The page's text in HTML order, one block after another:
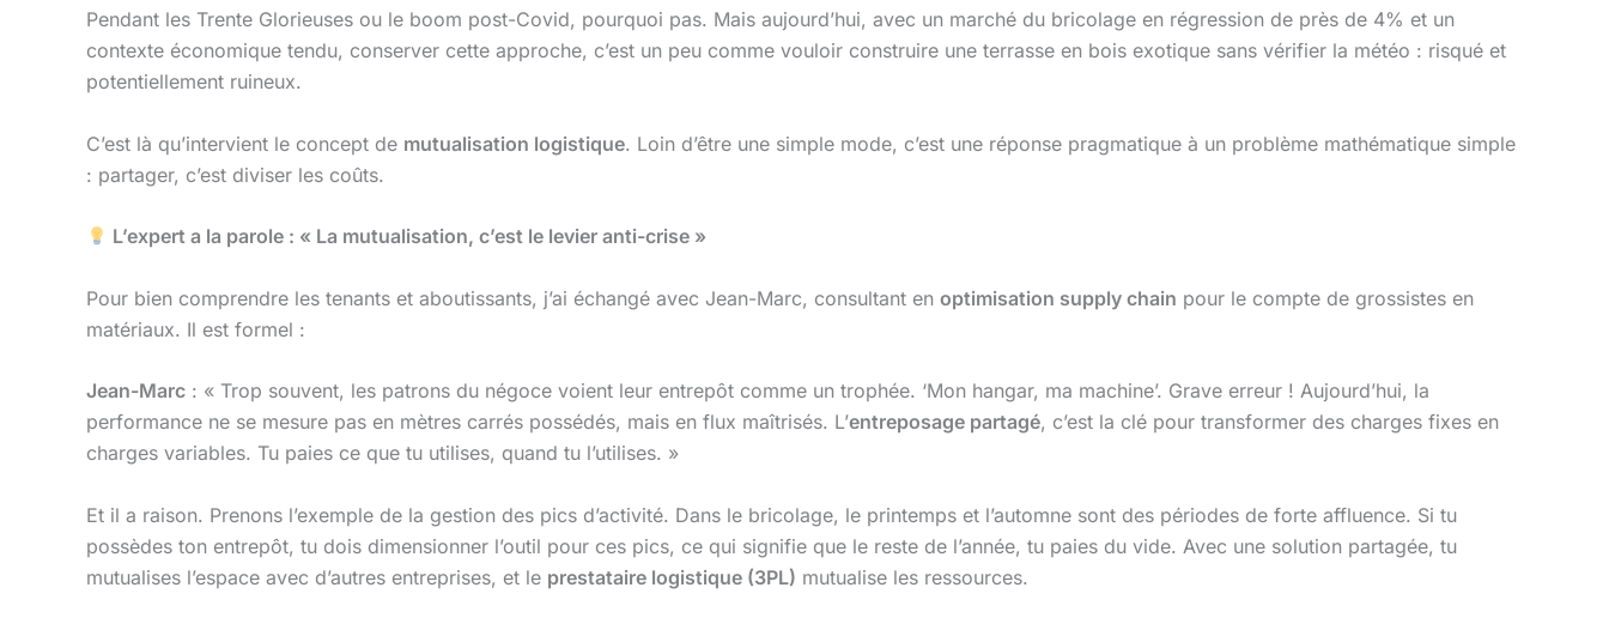
Pendant les Trente Glorieuses ou le boom post-Covid, pourquoi pas. Mais aujourd’hui, avec un marché du bricolage en régression de près de 4% et un
contexte économique tendu, conserver cette approche, c’est un peu comme vouloir construire une terrasse en bois exotique sans vérifier la météo : risqué et
potentiellement ruineux.
C’est là qu’intervient le concept de mutualisation logistique. Loin d’être une simple mode, c’est une réponse pragmatique à un problème mathématique simple
: partager, c’est diviser les coûts.
L’expert a la parole : « La mutualisation, c’est le levier anti-crise »
Pour bien comprendre les tenants et aboutissants, j’ai échangé avec Jean-Marc, consultant en optimisation supply chain pour le compte de grossistes en
matériaux. Il est formel :
Jean-Marc : « Trop souvent, les patrons du négoce voient leur entrepôt comme un trophée. ‘Mon hangar, ma machine’. Grave erreur ! Aujourd’hui, la
performance ne se mesure pas en mètres carrés possédés, mais en flux maîtrisés. L’entreposage partagé, c’est la clé pour transformer des charges fixes en
charges variables. Tu paies ce que tu utilises, quand tu l’utilises. »
Et il a raison. Prenons l’exemple de la gestion des pics d’activité. Dans le bricolage, le printemps et l’automne sont des périodes de forte affluence. Si tu
possèdes ton entrepôt, tu dois dimensionner l’outil pour ces pics, ce qui signifie que le reste de l’année, tu paies du vide. Avec une solution partagée, tu
mutualises l’espace avec d’autres entreprises, et le prestataire logistique (3PL) mutualise les ressources.